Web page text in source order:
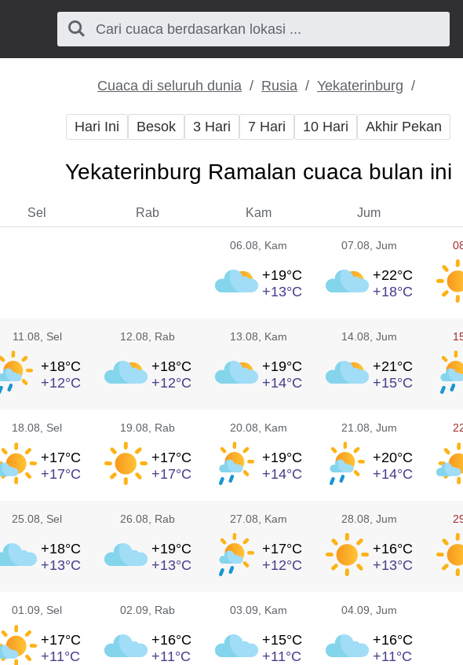
Cuaca di seluruh dunia Rusia Yekaterinburg
Hari Ini Besok 3 Hari 7 Hari 10 Hari Akhir Pekan
Yekaterinburg Ramalan cuaca bulan ini
Sel Rab Kam Jum
06.08 , Kam
+19°C
+13°C
07.08 , Jum
+22°C
+18°C
11.08 , Sel
+18°C
+12°C
12.08 , Rab
+18°C
+12°C
13.08 , Kam
+19°C
+14°C
14.08 , Jum
+21°C
+15°C
18.08 , Sel
+17°C
+17°C
19.08 , Rab
+17°C
+17°C
20.08 , Kam
+19°C
+14°C
21.08 , Jum
+20°C
+14°C
25.08 , Sel
+18°C
+13°C
26.08 , Rab
+19°C
+13°C
27.08 , Kam
+17°C
+12°C
28.08 , Jum
+16°C
+13°C
01.09 , Sel
+17°C
+11°C
02.09 , Rab
+16°C
+11°C
03.09 , Kam
+15°C
+11°C
04.09 , Jum
+16°C
+11°C